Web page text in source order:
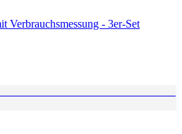
Verbrauchsmessung - 3er-Set